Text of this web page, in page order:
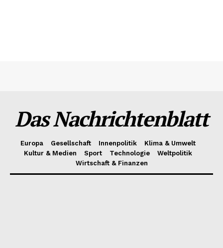
Das Nachrichtenblatt
Europa Gesellschaft Innenpolitik
Klima & Umwelt
Kultur & Medien
Sport Technologie
Weltpolitik
Wirtschaft & Finanzen